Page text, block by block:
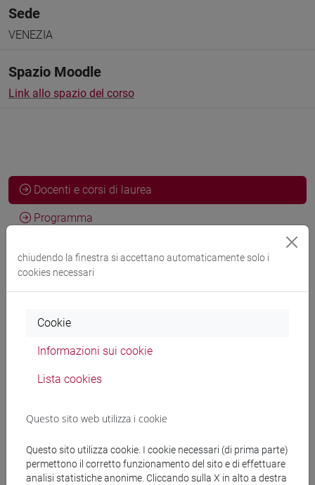
Sede
VENEZIA
Spazio Moodle
Link allo spazio del corso
Docenti e corsi di laurea
Programma
Docenti
SIANI Edoardo
Corsi di studio e percorsi
chiudendo la finestra si accettano automaticamente solo i
cookies necessari
Cookie
Informazioni sui cookie
Lista cookies
Questo sito web utilizza i cookie
Questo sito utilizza cookie. I cookie necessari (di prima parte)
permettono il corretto funzionamento del sito e di effettuare
analisi statistiche anonime. Cliccando sulla X in alto a destra